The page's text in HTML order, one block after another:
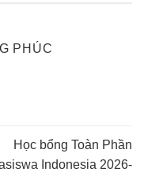
PHÚC
Học bổng Toàn Phần
Indonesia 2026-